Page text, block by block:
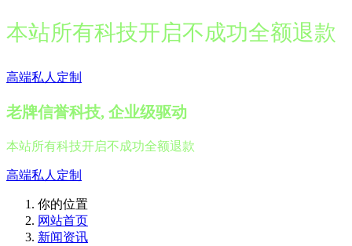
本站所有科技开启不成功全额退款
高端私人定制
老牌信誉科技, 企业级驱动
本站所有科技开启不成功全额退款
高端私人定制
你的位置
网站首页
新闻资讯